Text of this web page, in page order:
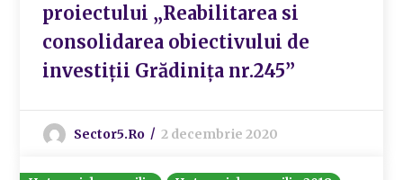
proiectului „Reabilitarea si
consolidarea obiectivului de
investiții Grădinița nr.245”
Sector5.ro 2 decembrie 2020